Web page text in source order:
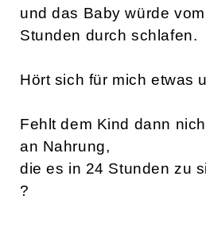
und das Baby würde
Stunden durch schlafen.
Hört sich für mich etwas
Fehlt dem Kind dann
an Nahrung,
die es in 24 Stunden zu
?